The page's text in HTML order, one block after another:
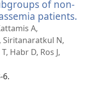
of non-
patients.
A,
Siritanaratkul N,
Habr D, Ros J,
6.